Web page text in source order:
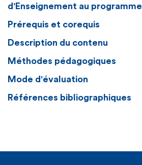
d'Enseignement au programme
Prérequis et corequis
Description du contenu
Méthodes pédagogiques
Mode d'évaluation
Références bibliographiques